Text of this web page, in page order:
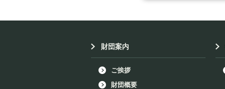
財団案内
ご挨拶
財団概要